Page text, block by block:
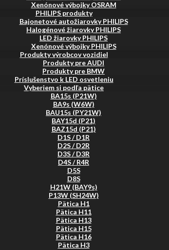
Xenónové výbojky OSRAM
PHILIPS produkty
Bajonetové autožiarovky PHILIPS
Halogénové žiarovky PHILIPS
LED žiarovky PHILIPS
Xenónové výbojky PHILIPS
Produkty výrobcov vozidiel
Produkty pre AUDI
Produkty pre BMW
Príslušenstvo k LED osvetleniu
Vyberiem si podľa pätice
BA15s (P21W)
BA9s (W6W)
BAU15s (PY21W)
BAY15d (P21)
BAZ15d (P21)
D1S / D1R
D2S / D2R
D3S / D3R
D4S / R4R
D5S
D8S
H21W (BAY9s)
P13W (SH24W)
Pätica H1
Pätica H11
Pätica H13
Pätica H15
Pätica H16
Pätica H3